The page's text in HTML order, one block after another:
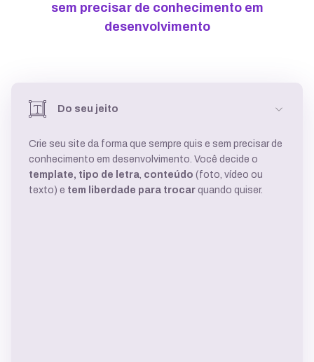
sem precisar de conhecimento em
desenvolvimento
Do seu jeito
Crie seu site da forma que sempre quis e sem precisar de
conhecimento em desenvolvimento. Você decide o
template, tipo de letra, conteúdo (foto, vídeo ou
texto) e tem liberdade para trocar quando quiser.